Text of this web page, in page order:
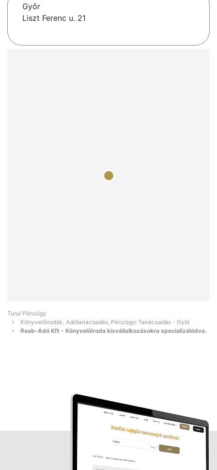
Győr
Liszt Ferenc u. 21
Turul Pénzügy
Könyvelőirodák, Adótanácsadás, Pénzügyi Tanácsadás - Győr
Raab-Adó Kft - Könyvelőiroda kisvállalkozásokra specializálódva.